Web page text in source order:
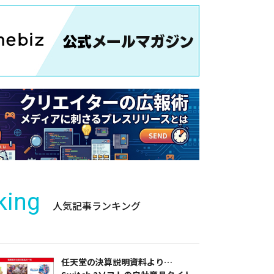
人気記事ランキング
任天堂の決算説明資料より…